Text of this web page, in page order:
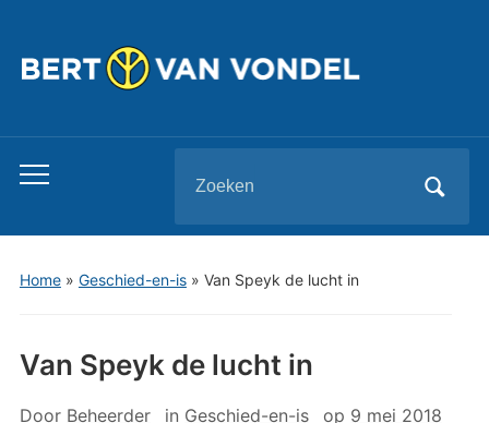
Toggle
menu
naar:
Home» Geschied-en-is» Van Speyk de lucht in
Van Speyk de lucht in
Door Beheerder in Geschied-en-is op 9 mei 2018